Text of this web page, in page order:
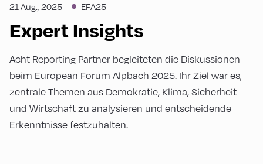
21 Aug., 2025 EFA25
Expert Insights
Acht Reporting Partner begleiteten die Diskussionen
beim European Forum Alpbach 2025. Ihr Ziel war es,
zentrale Themen aus Demokratie, Klima, Sicherheit
und Wirtschaft zu analysieren und entscheidende
Erkenntnisse festzuhalten.